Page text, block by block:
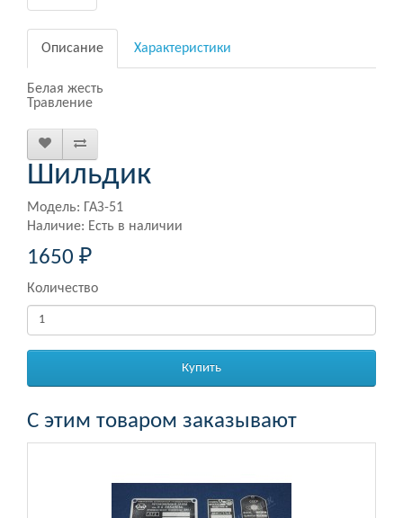
Описание Характеристики
Белая жесть
Травление
Шильдик
Модель: ГАЗ-51
Наличие: Есть в наличии
1650 ₽
Количество
Купить
С этим товаром заказывают